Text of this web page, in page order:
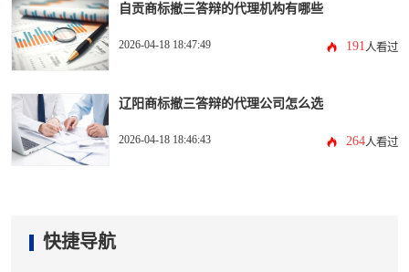
自贡商标撤三答辩的代理机构有哪些
2026-04-18 18:47:49 191人看过
辽阳商标撤三答辩的代理公司怎么选
2026-04-18 18:46:43 264人看过
快捷导航